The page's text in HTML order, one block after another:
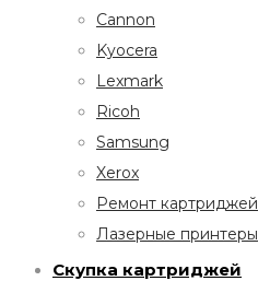
Cannon
Kyocera
Lexmark
Ricoh
Samsung
Xerox
Ремонт картриджей
Лазерные принтеры
Скупка картриджей